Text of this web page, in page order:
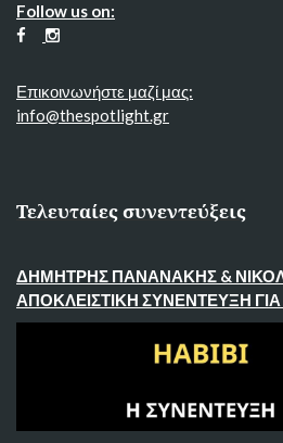
Follow us on:
Επικοινωνήστε μαζί μας:
info@thespotlight.gr
Τελευταίες συνεντεύξεις
ΔΗΜΉΤΡΗΣ ΠΑΝΑΝΆΚΗΣ &
ΑΠΟΚΛΕΙΣΤΙΚΉ ΣΥΝΈΝΤΕΥΞΗ ΓΙΑ
ΝΤΟΥΜΠΆΙ»